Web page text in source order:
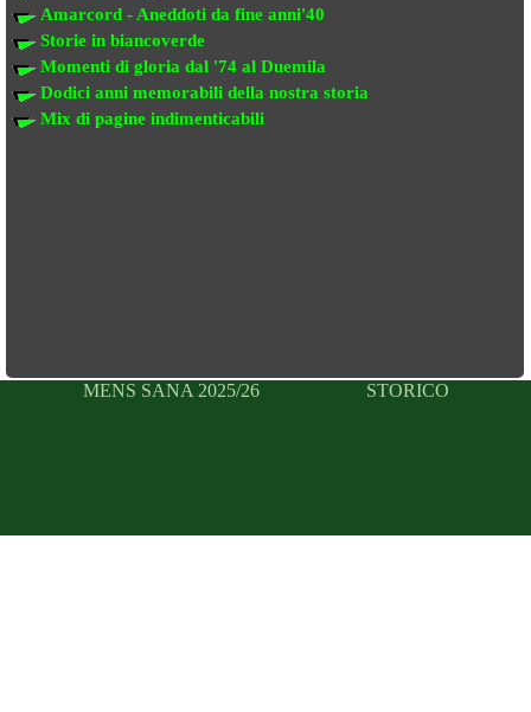
Amarcord - Aneddoti da fine anni'40
Storie in biancoverde
Momenti di gloria dal '74 al Duemila
Dodici anni memorabili della nostra storia
Mix di pagine indimenticabili
MENS SANA 2025/26 STORICO